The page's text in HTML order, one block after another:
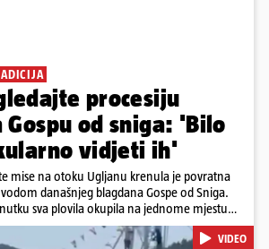
procesiju
Gospu od sniga: 'Bilo
vidjeti ih'
mise na otoku Ugljanu krenula je povratna
današnjeg blagdana Gospe od Sniga.
sva plovila okupila na jednome mjestu
sljedećih deset minuta, što je izgledalo
nam je čitateljica koja je snimila povorku.VIDEO